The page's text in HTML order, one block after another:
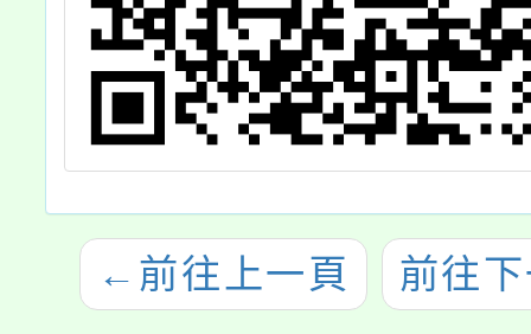
← 前往上一頁 前往